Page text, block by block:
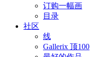
订购一幅画
目录
社区
线
Gallerix 顶100